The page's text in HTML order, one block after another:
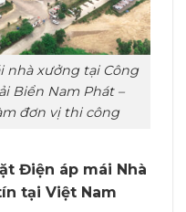
nhà xưởng tại Công
Biển Nam Phát –
đơn vị thi công
Điện áp mái Nhà
tại Việt Nam